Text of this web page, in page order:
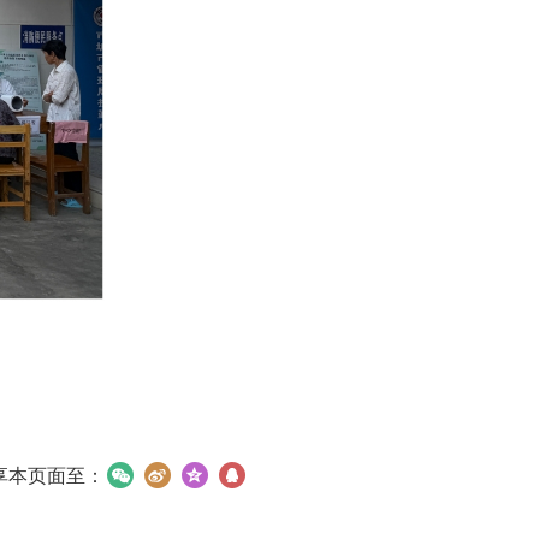
本页面至：